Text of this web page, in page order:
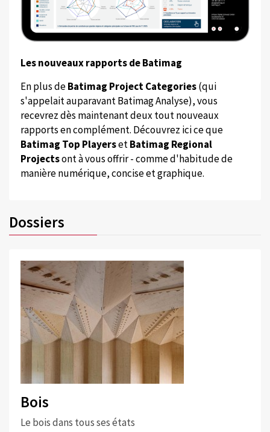
Les nouveaux rapports de Batimag
En plus deBatimag Project Categories(qui
s'appelait auparavant Batimag Analyse), vous
recevrez dès maintenant deux tout nouveaux
rapports en complément. Découvrez ici ce que
Batimag Top PlayersetBatimag Regional
Projectsont à vous offrir - comme d'habitude de
manière numérique, concise et graphique.
Dossiers
Bois
Le bois dans tous ses états